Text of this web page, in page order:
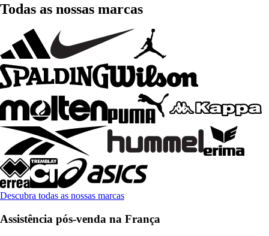
Todas as nossas marcas
Descubra todas as nossas marcas
Assistência pós-venda na França